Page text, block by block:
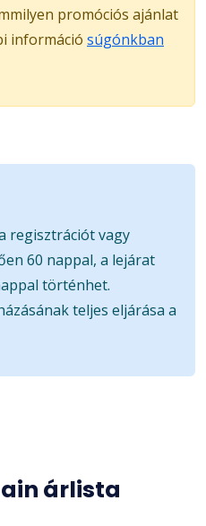
promóciós ajánlat
információ súgónkban
regisztrációt vagy
60 nappal, a lejárat
történhet.
teljes eljárása a
árlista